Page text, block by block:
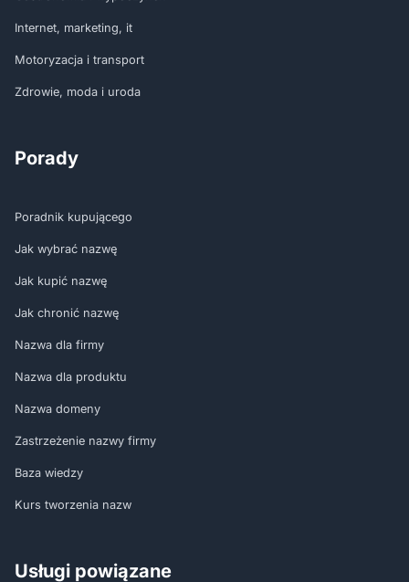
Internet, marketing, it
Motoryzacja i transport
Zdrowie, moda i uroda
Porady
Poradnik kupującego
Jak wybrać nazwę
Jak kupić nazwę
Jak chronić nazwę
Nazwa dla firmy
Nazwa dla produktu
Nazwa domeny
Zastrzeżenie nazwy firmy
Baza wiedzy
Kurs tworzenia nazw
Usługi powiązane